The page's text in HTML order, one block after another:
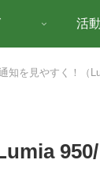
活
知を見やすく！（
950/